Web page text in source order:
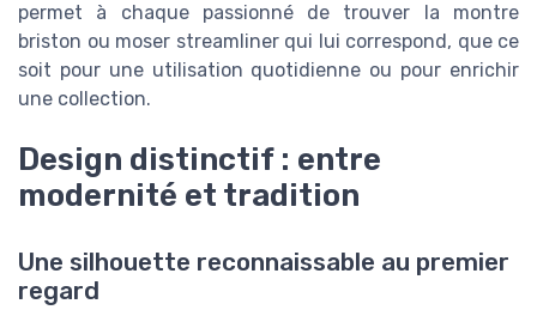
permet à chaque passionné de trouver la montre
briston ou moser streamliner qui lui correspond, que ce
soit pour une utilisation quotidienne ou pour enrichir
une collection.
Design distinctif : entre
modernité et tradition
Une silhouette reconnaissable au premier
regard